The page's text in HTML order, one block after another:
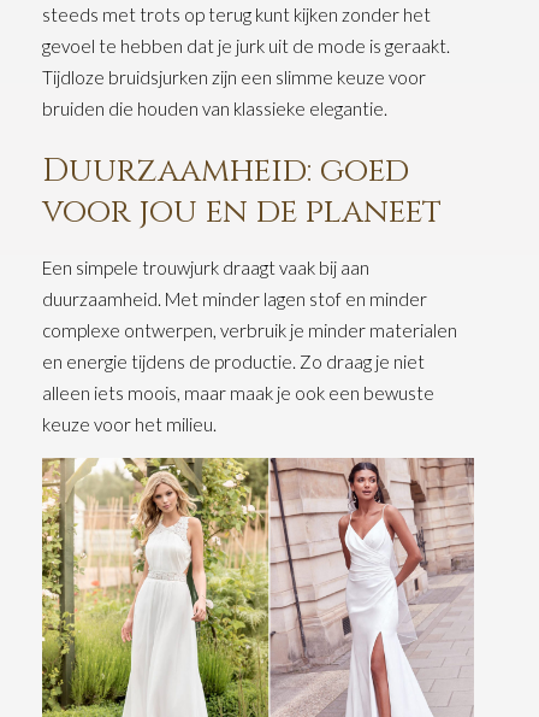
steeds met trots op terug kunt kijken zonder het
gevoel te hebben dat je jurk uit de mode is geraakt.
Tijdloze bruidsjurken zijn een slimme keuze voor
bruiden die houden van klassieke elegantie.
Duurzaamheid: goed
voor jou en de planeet
Een simpele trouwjurk draagt vaak bij aan
duurzaamheid. Met minder lagen stof en minder
complexe ontwerpen, verbruik je minder materialen
en energie tijdens de productie. Zo draag je niet
alleen iets moois, maar maak je ook een bewuste
keuze voor het milieu.